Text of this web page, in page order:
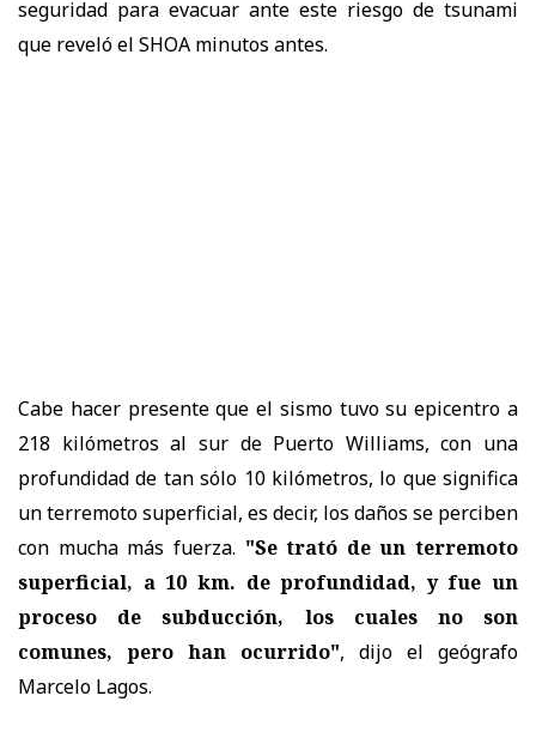
seguridad para evacuar ante este riesgo de tsunami
que reveló el SHOA minutos antes.
Cabe hacer presente que el sismo tuvo su epicentro a
218 kilómetros al sur de Puerto Williams, con una
profundidad de tan sólo 10 kilómetros, lo que significa
un terremoto superficial, es decir, los daños se perciben
con mucha más fuerza. "Se trató de un terremoto
superficial, a 10 km. de profundidad, y fue un
proceso de subducción, los cuales no son
comunes, pero han ocurrido", dijo el geógrafo
Marcelo Lagos.